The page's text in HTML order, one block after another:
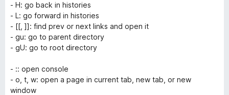
- H: go back in histories
- L: go forward in histories
- [[ ]]: find prev or next links and open it
- gu: go to parent directory
- gU: go to root directory
- :: open console
- o , t, w: open a page in current tab, new tab, or new
window